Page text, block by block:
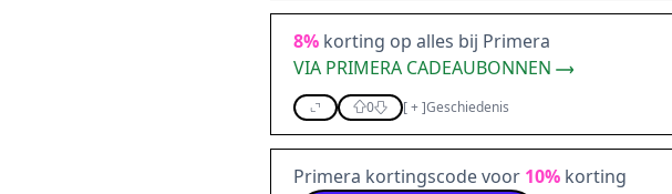
8% korting op alles bij Primera
VIA PRIMERA CADEAUBONNEN
0 [+]Geschiedenis
Primera kortingscode voor 10% korting